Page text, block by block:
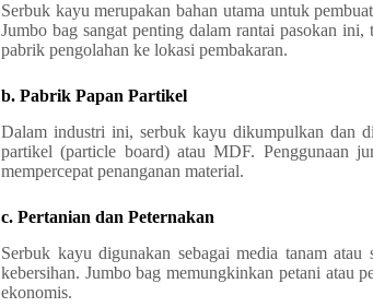
Serbuk kayu merupakan bahan utama untuk
Jumbo bag sangat penting dalam rantai pasokan
pabrik pengolahan ke lokasi pembakaran.
b. Pabrik Papan Partikel
Dalam industri ini, serbuk kayu dikumpulkan dan
partikel (particle board) atau MDF. Penggunaan
mempercepat penanganan material.
c. Pertanian dan Peternakan
Serbuk kayu digunakan sebagai media tanam
kebersihan. Jumbo bag memungkinkan petani atau
ekonomis.